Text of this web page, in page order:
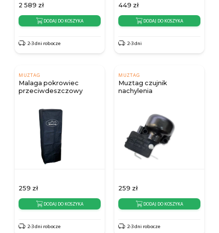
2 589 zł
DODAJ DO KOSZYKA
2-3 dni robocze
449 zł
DODAJ DO KOSZYKA
2-3 dni
MUZTAG
Malaga pokrowiec
przeciwdeszczowy
259 zł
DODAJ DO KOSZYKA
2-3 dni robocze
MUZTAG
Muztag czujnik
nachylenia
259 zł
DODAJ DO KOSZYKA
2-3 dni robocze